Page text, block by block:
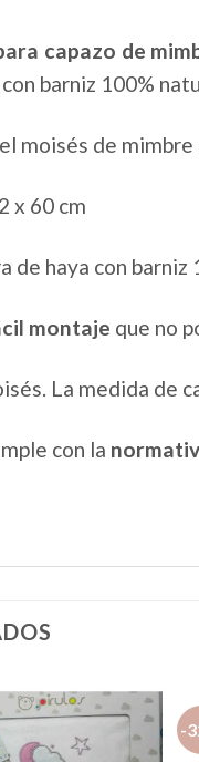
capazo de
barniz 100%
moisés de
x 60 cm
de haya con barniz
montaje que no
La medida de
con la
-